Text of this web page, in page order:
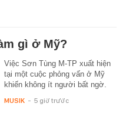
gì ở Mỹ?
Việc Sơn Tùng M-TP xuất hiện
tại một cuộc phỏng vấn ở Mỹ
khiến không ít người bất ngờ.
MUSIK - 5 giờ trước